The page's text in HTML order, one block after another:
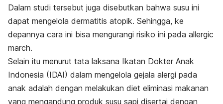
Dalam studi tersebut juga disebutkan bahwa susu ini
dapat mengelola dermatitis atopik. Sehingga, ke
depannya cara ini bisa mengurangi risiko ini pada allergic
march.
Selain itu menurut tata laksana Ikatan Dokter Anak
Indonesia (IDAI) dalam mengelola gejala alergi pada
anak adalah dengan melakukan diet eliminasi makanan
yang mengandung produk susu sapi disertai dengan